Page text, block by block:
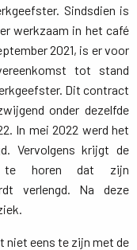
Sindsdien is
werkzaam in het café
2021, is er voor
tot stand
Dit contract
onder dezelfde
In mei 2022 werd het
Vervolgens krijgt de
te horen dat zijn
verlengd. Na deze
niet eens te zijn met de